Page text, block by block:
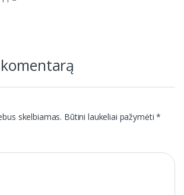
skelbiamas. Būtini laukeliai pažymėti*